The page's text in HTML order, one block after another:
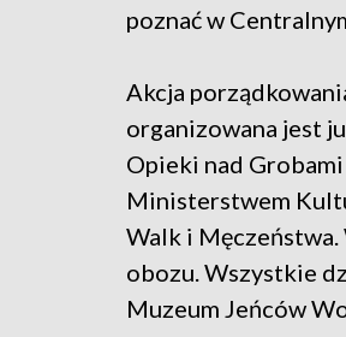
poznać w
Akcja
organizowana jest
Opieki nad
Ministerstwem
Walk i
obozu. Wszystkie
Muzeum Jeńców